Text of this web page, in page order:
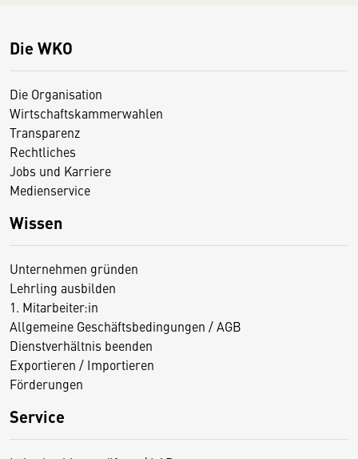
Die WKO
Die Organisation
Wirtschaftskammerwahlen
Transparenz
Rechtliches
Jobs und Karriere
Medienservice
Wissen
Unternehmen gründen
Lehrling ausbilden
1. Mitarbeiter:in
Allgemeine Geschäftsbedingungen / AGB
Dienstverhältnis beenden
Exportieren / Importieren
Förderungen
Service